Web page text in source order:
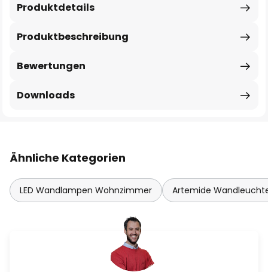
Produktbeschreibung
Produktdetails
Bewertungen
Downloads
Ähnliche Kategorien
LED Wandlampen Wohnzimmer Artemide